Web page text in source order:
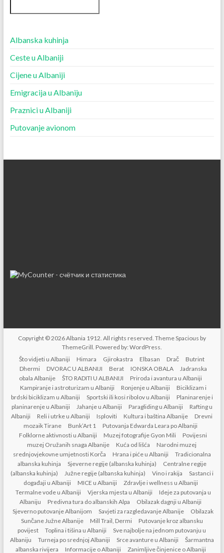
Albanska kuhinja
Ceste u Albaniji
Cijene u Albaniji
Emigracija u Albaniju
Praznici u Albaniji
Putovanje avionom
Copyright © 2026Albania 1912. All rights reserved. ThemeSpacious by
ThemeGrill. Powered by: WordPress.
Što vidjeti u Albaniji
Himara Gjirokastra Elbasan Drač
Butrint
Dhermi
DVORAC U ALBANIJI Berat IONSKA OBALA
Jadranska
obala Albanije
ŠTO RADITI U ALBANIJI
Priroda i avantura u Albaniji
Kampiranje i astroturizam u Albaniji
Ronjenje u Albaniji
Biciklizam i
brdski biciklizam u Albaniji
Sportski ili kosi ribolov u Albaniji
Planinarenje i
planinarenje u Albaniji
Jahanje u Albaniji Paragliding u Albaniji
Rafting u
Albaniji
Reli i utrke u Albaniji Isploviti Kultura i baština Albanije
Drevni
mozaik Tirane
Bunk’Art 1
Putovanja Edwarda Leara po Albaniji
Folklorne aktivnosti u Albaniji
Muzej fotografije Gyon Mili
Povijesni
muzej Oružanih snaga Albanije
Kuća od lišća
Narodni muzej
srednjovjekovne umjetnosti Korča
Hrana i piće u Albaniji
Tradicionalna
albanska kuhinja
Sjeverne regije (albanska kuhinja)
Centralne regije
(albanska kuhinja)
Južne regije (albanska kuhinja) Vino i rakija
Sastanci i
događaji u Albaniji
MICE u Albaniji
Zdravlje i wellness u Albaniji
Termalne vode u Albaniji
Vjerska mjesta u Albaniji
Ideje za putovanja u
Albaniju
Predivna tura do albanskih Alpa
Obilazak dagnji u Albaniji
Sjeverno putovanje Albanijom
Savjeti za razgledavanje Albanije
Obilazak
Sunčane Južne Albanije
Mill Trail, Dermi
Putovanje kroz albansku
povijest
Toplina i tišina u Albaniji
Sve najbolje na jednom putovanju u
Albaniju
Turneja po srednjoj Albaniji Srce avanture u Albaniji
Šarmantna
albanska rivijera
Informacije o Albaniji Zanimljive činjenice o Albaniji